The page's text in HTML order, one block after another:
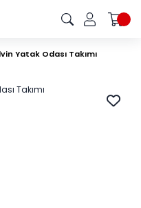
Yatak Odası Takımı